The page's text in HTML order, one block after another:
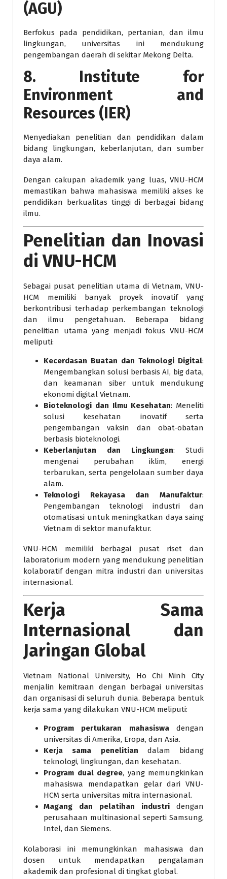
(AGU)
Berfokus pada pendidikan, pertanian, dan ilmu
lingkungan, universitas ini mendukung
pengembangan daerah di sekitar Mekong Delta.
8. Institute for
Environment and
Resources (IER)
Menyediakan penelitian dan pendidikan dalam
bidang lingkungan, keberlanjutan, dan sumber
daya alam.
Dengan cakupan akademik yang luas, VNU-HCM
memastikan bahwa mahasiswa memiliki akses ke
pendidikan berkualitas tinggi di berbagai bidang
ilmu.
Penelitian dan Inovasi
di VNU-HCM
Sebagai pusat penelitian utama di Vietnam, VNU-
HCM memiliki banyak proyek inovatif yang
berkontribusi terhadap perkembangan teknologi
dan ilmu pengetahuan. Beberapa bidang
penelitian utama yang menjadi fokus VNU-HCM
meliputi:
Kecerdasan Buatan dan Teknologi Digital:
Mengembangkan solusi berbasis AI, big data,
dan keamanan siber untuk mendukung
ekonomi digital Vietnam.
Bioteknologi dan Ilmu Kesehatan: Meneliti
solusi kesehatan inovatif serta
pengembangan vaksin dan obat-obatan
berbasis bioteknologi.
Keberlanjutan dan Lingkungan: Studi
mengenai perubahan iklim, energi
terbarukan, serta pengelolaan sumber daya
alam.
Teknologi Rekayasa dan Manufaktur:
Pengembangan teknologi industri dan
otomatisasi untuk meningkatkan daya saing
Vietnam di sektor manufaktur.
VNU-HCM memiliki berbagai pusat riset dan
laboratorium modern yang mendukung penelitian
kolaboratif dengan mitra industri dan universitas
internasional.
Kerja Sama
Internasional dan
Jaringan Global
Vietnam National University, Ho Chi Minh City
menjalin kemitraan dengan berbagai universitas
dan organisasi di seluruh dunia. Beberapa bentuk
kerja sama yang dilakukan VNU-HCM meliputi:
Program pertukaran mahasiswadengan
universitas di Amerika, Eropa, dan Asia.
Kerja sama penelitian dalam bidang
teknologi, lingkungan, dan kesehatan.
Program dual degree, yang memungkinkan
mahasiswa mendapatkan gelar dari VNU-
HCM serta universitas mitra internasional.
Magang dan pelatihan industri dengan
perusahaan multinasional seperti Samsung,
Intel, dan Siemens.
Kolaborasi ini memungkinkan mahasiswa dan
dosen untuk mendapatkan pengalaman
akademik dan profesional di tingkat global.